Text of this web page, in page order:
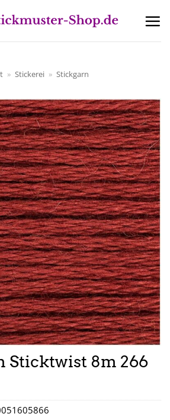
» Stickerei » Stickgarn
Sticktwist 8m 266